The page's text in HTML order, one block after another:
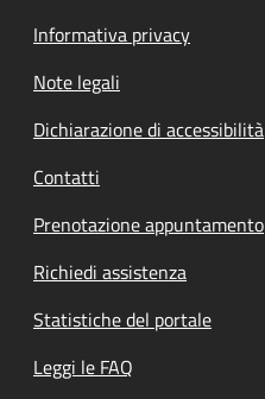
Informativa privacy
Note legali
Dichiarazione di accessibilità
Contatti
Prenotazione appuntamento
Richiedi assistenza
Statistiche del portale
Leggi le FAQ